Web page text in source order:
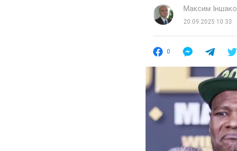
Максим
20.09.2025 10:33
0